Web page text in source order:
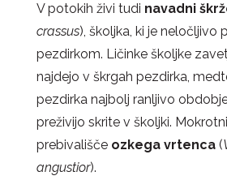
V potokih živi tudi navadni
crassus), školjka, ki je neločljivo
pezdirkom. Ličinke školjke
najdejo v škrgah pezdirka,
pezdirka najbolj ranljivo
preživijo skrite v školjki.
prebivališče ozkega vrtenca (
angustior).